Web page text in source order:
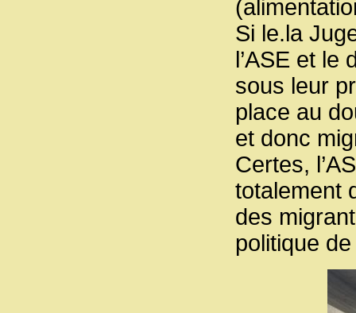
Si le.la
l’ASE et
sous leur
place au
et donc
Certes,
totalement
des
politique